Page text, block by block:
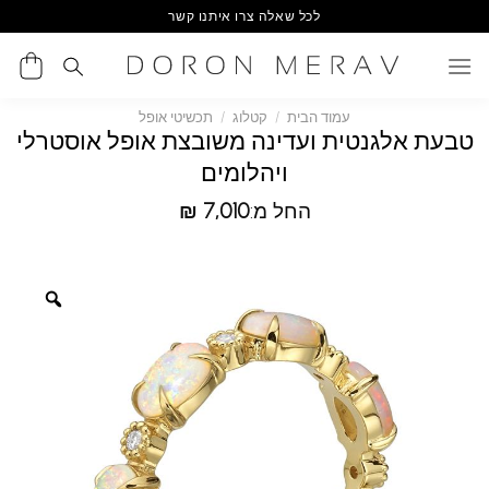
to
content
לכל שאלה צרו איתנו קשר
עמוד הבית / קטלוג / תכשיטי אופל
טבעת אלגנטית ועדינה משובצת אופל אוסטרלי
ויהלומים
החל מ: ₪ 7,010